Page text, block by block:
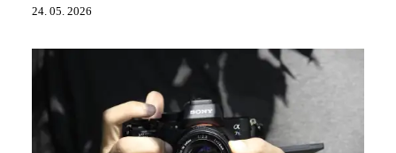
24. 05. 2026